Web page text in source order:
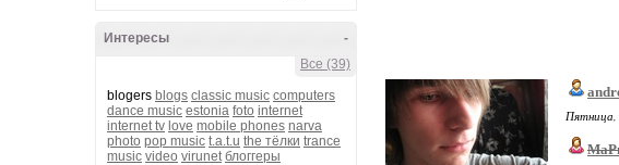
-
Интересы
Все (39)
blogers blogs classic music computers
dance music estonia foto internet
internet tv love mobile phones narva
photo pop music t.a.t.u the тёлки trance
music video virunet блоггеры